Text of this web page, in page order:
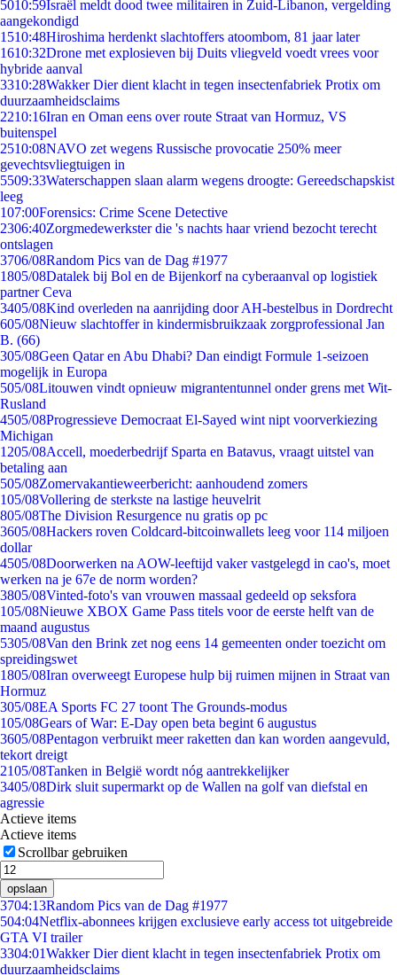
5010:59Israël meldt dood twee militairen in Zuid-Libanon, vergelding
aangekondigd
1510:48Hiroshima herdenkt slachtoffers atoombom, 81 jaar later
1610:32Drone met explosieven bij Duits vliegveld voedt vrees voor
hybride aanval
3310:28Wakker Dier dient klacht in tegen insectenfabriek Protix om
duurzaamheidsclaims
2210:16Iran en Oman eens over route Straat van Hormuz, VS
buitenspel
2510:08NAVO zet wegens Russische provocatie 250% meer
gevechtsvliegtuigen in
5509:33Waterschappen slaan alarm wegens droogte: Gereedschapskist
leeg
107:00Forensics: Crime Scene Detective
2306:40Zorgmedewerkster die 's nachts haar vriend bezocht terecht
ontslagen
3706/08Random Pics van de Dag #1977
1805/08Datalek bij Bol en de Bijenkorf na cyberaanval op logistiek
partner Ceva
3405/08Kind overleden na aanrijding door AH-bestelbus in Dordrecht
605/08Nieuw slachtoffer in kindermisbruikzaak zorgprofessional Jan
B. (66)
305/08Geen Qatar en Abu Dhabi? Dan eindigt Formule 1-seizoen
mogelijk in Europa
505/08Litouwen vindt opnieuw migrantentunnel onder grens met Wit-
Rusland
4505/08Progressieve Democraat El-Sayed wint nipt voorverkiezing
Michigan
1205/08Accell, moederbedrijf Sparta en Batavus, vraagt uitstel van
betaling aan
505/08Zomervakantieweerbericht: aanhoudend zomers
105/08Vollering de sterkste na lastige heuvelrit
805/08The Division Resurgence nu gratis op pc
3605/08Hackers roven Coldcard-bitcoinwallets leeg voor 114 miljoen
dollar
4505/08Doorwerken na AOW-leeftijd vaker vastgelegd in cao's, moet
werken na je 67e de norm worden?
3805/08Vinted-foto's van vrouwen massaal gedeeld op seksfora
105/08Nieuwe XBOX Game Pass titels voor de eerste helft van de
maand augustus
5305/08Van den Brink zet nog eens 14 gemeenten onder toezicht om
spreidingswet
1805/08Iran overweegt Europese hulp bij ruimen mijnen in Straat van
Hormuz
305/08EA Sports FC 27 toont The Grounds-modus
105/08Gears of War: E-Day open beta begint 6 augustus
3605/08Pentagon verbruikt meer raketten dan kan worden aangevuld,
tekort dreigt
2105/08Tanken in België wordt nóg aantrekkelijker
3405/08Dirk sluit supermarkt op de Wallen na golf van diefstal en
agressie
Actieve items
Actieve items
Scrollbar gebruiken
opslaan
3704:13Random Pics van de Dag #1977
504:04Netflix-abonnees krijgen exclusieve early access tot uitgebreide
GTA VI trailer
3304:01Wakker Dier dient klacht in tegen insectenfabriek Protix om
duurzaamheidsclaims